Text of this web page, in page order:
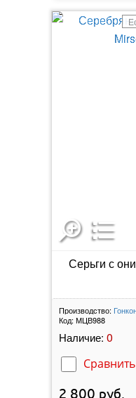
Серьги с
Производство:
Код: МЦВ988
Наличие: 0
Сравнить
2 800 руб.